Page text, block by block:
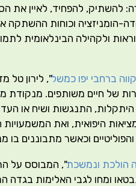
להשתיק, להפחיד, לאיין את
הומניזציה וכוחות ההשתקה
ברחבי יפו כמשל", לירון טל
של חיים משותפים. מנקודת
היתקלות, התנגשות ושיח או
היפואית, ואת
וכאשר מתבוננים
הולכת ונמשכת", המבוסס על
ומחו לגבי האלימות בגדה